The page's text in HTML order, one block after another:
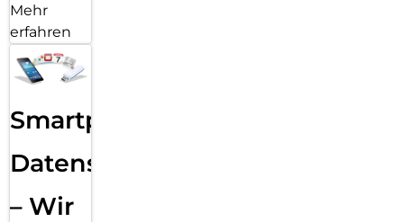
Mehr
erfahren
Smartphone
Datensicherung
– Wir